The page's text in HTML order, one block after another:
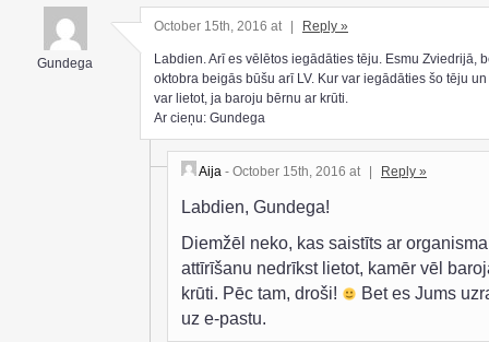
Gundega
October 15th, 2016 at Reply »
Labdien. Arī es vēlētos iegādāties tēju. Esmu Zviedrijā,
oktobra beigās būšu arī LV. Kur var iegādāties šo tēju
var lietot, ja baroju bērnu ar krūti.
Ar cieņu: Gundega
Aija - October 15th, 2016 at Reply »
Labdien, Gundega!
Diemžēl neko, kas saistīts ar organisma
attīrīšanu nedrīkst lietot, kamēr vēl
krūti. Pēc tam, droši!
Bet es Jums
uz e-pastu.